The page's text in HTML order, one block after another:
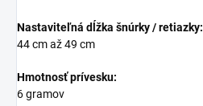
Nastaviteľná dĺžka šnúrky / retiazky:
44 cm až 49 cm
Hmotnosť prívesku:
6 gramov